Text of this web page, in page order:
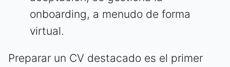
onboarding, a menudo de forma
virtual.
Preparar un CV destacado es el primer